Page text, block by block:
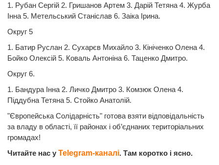
1. Рубан Сергій 2. Гришанов Артем 3. Дарій Тетяна 4. Журба
Інна 5. Метельський Станіслав 6. Заіка Ірина.
Округ 5
1. Батир Руслан 2. Сухарєв Михайло 3. Кініченко Олена 4.
Бойко Олексій 5. Коваль Антоніна 6. Таценко Дмитро.
Округ 6.
1. Бандура Інна 2. Личко Дмитро 3. Комзюк Олена 4.
Піддубна Тетяна 5. Стойко Анатолій.
"Європейська Солідарність" готова взяти відповідальність
за владу в області, її районах і об’єднаних територіальних
громадах!
Читайте нас у Telegram-каналі. Там коротко і ясно.